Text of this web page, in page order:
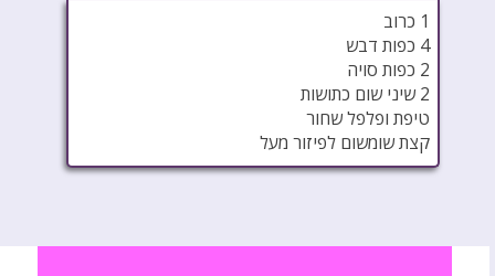
1 כרוב
4 כפות דבש
2 כפות סויה
2 שיני שום כתושות
טיפת ופלפל שחור
קצת שומשום לפיזור מעל